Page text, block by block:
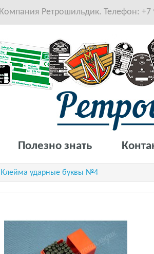
Компания Ретрошильдик. Телефон: +7
Полезно знать
Клейма ударные буквы №4